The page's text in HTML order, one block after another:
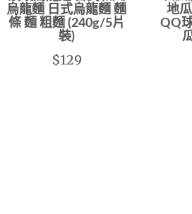
烏龍麵 日式烏龍麵 麵
條 麵 粗麵 (240g/5片
裝)
$129
地
QQ